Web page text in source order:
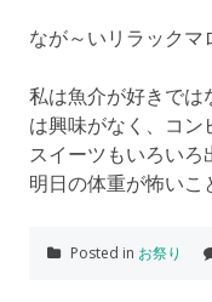
なが～いリラックマ
私は魚介が好きでは
は興味がなく、コン
スイーツもいろいろ
明日の体重が怖いこ
Posted in お祭り